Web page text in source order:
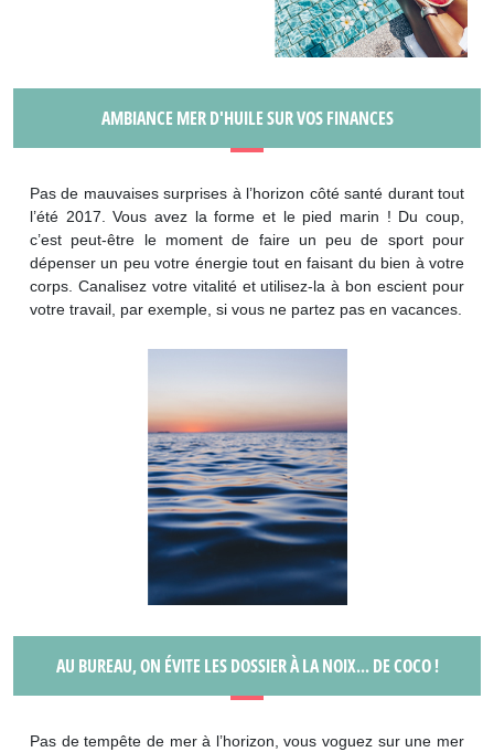
AMBIANCE MER D'HUILE SUR VOS FINANCES
Pas de mauvaises surprises à l’horizon côté santé durant tout
l’été 2017. Vous avez la forme et le pied marin ! Du coup,
c’est peut-être le moment de faire un peu de sport pour
dépenser un peu votre énergie tout en faisant du bien à votre
corps. Canalisez votre vitalité et utilisez-la à bon escient pour
votre travail, par exemple, si vous ne partez pas en vacances.
AU BUREAU, ON ÉVITE LES DOSSIER À LA NOIX... DE COCO !
Pas de tempête de mer à l’horizon, vous voguez sur une mer